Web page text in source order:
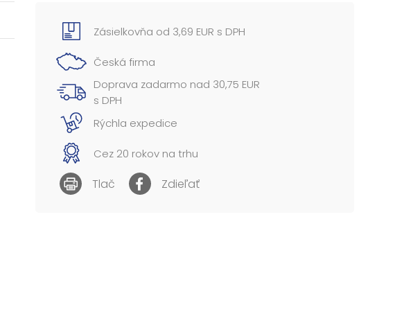
Motív: prúžok
Rozmer: 250 x 400 mm
Farba: tmavomodrá, červená, tmavozelená,
prírodná/hnedá, sivá
Dodávame v mixe 5 ks podľa skladovej zásoby.
Uvedená cena je za 1 ks....
Zásielkovňa od 3,69 EUR s DPH
Česká firma
Doprava zadarmo nad 30,75 EUR
s DPH
Rýchla expedice
Cez 20 rokov na trhu
Tlač Zdieľať